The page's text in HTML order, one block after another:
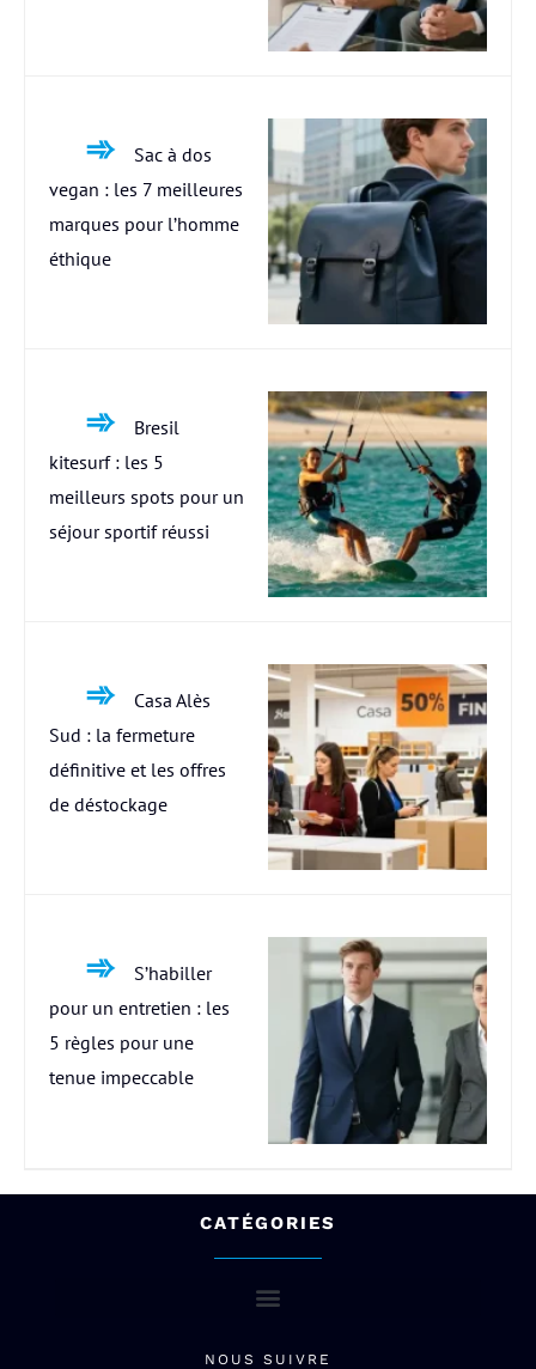
Sac à dos
vegan : les 7 meilleures
marques pour l’homme
éthique
Bresil
kitesurf : les 5
meilleurs spots pour un
séjour sportif réussi
Casa Alès
Sud : la fermeture
définitive et les offres
de déstockage
S’habiller
pour un entretien : les
5 règles pour une
tenue impeccable
CATÉGORIES
NOUS SUIVRE